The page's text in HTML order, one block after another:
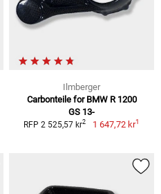
Ilmberger
Carbonteile for BMW R 1200
GS 13-
RFP 2 525,57 kr2 1 647,72 kr1